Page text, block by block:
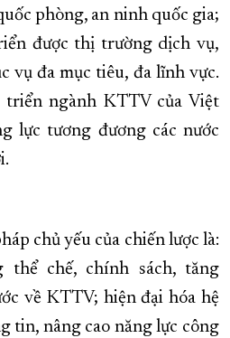
phòng, an ninh quốc gia;
được thị trường dịch vụ,
vụ đa mục tiêu, đa lĩnh vực.
ngành KTTV của Việt
lực tương đương các nước
chủ yếu của chiến lược là:
thể chế, chính sách, tăng
về KTTV; hiện đại hóa hệ
tin, nâng cao năng lực công